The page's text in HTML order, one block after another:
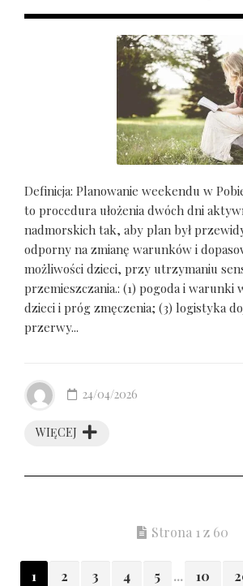
Definicja: Planowanie weekendu w
to procedura ułożenia dwóch dni
nadmorskich tak, aby plan był
odporny na zmianę warunków i
możliwości dzieci, przy utrzymaniu
przemieszczania.: (1) pogoda i warunki
dzieci i próg zmęczenia; (3) logistyka
przerwy...
WIĘCEJ
24/04/2026
Strona 1 z 60
1 2 3 4 5 ... 10